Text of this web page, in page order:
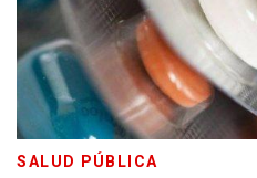
SALUD PÚBLICA